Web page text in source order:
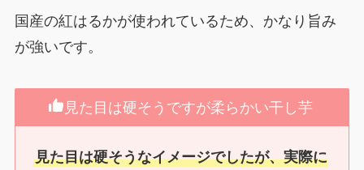
国産の紅はるかが使われているため、かなり旨み
が強いです。
見た目は硬そうですが柔らかい干し芋
見た目は硬そうなイメージでしたが、実際に